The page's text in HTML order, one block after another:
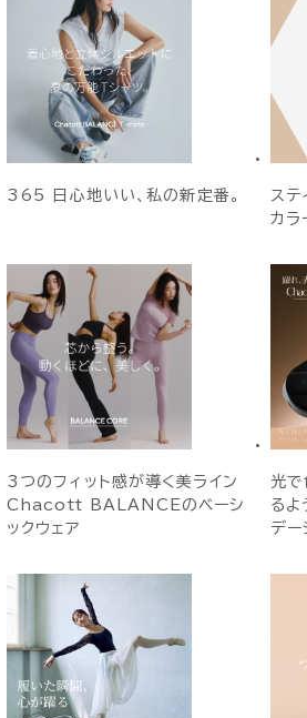
365 日心地いい、私の新定番。
ステ
カラ
3つのフィット感が導く美ライン
Chacott BALANCEのベーシ
ックウェア
光で
るよ
デー